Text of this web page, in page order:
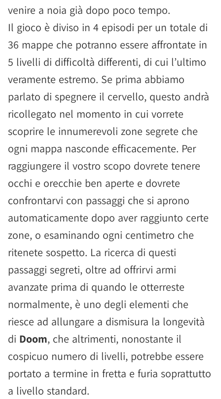
venire a noia già dopo poco tempo.
Il gioco è diviso in 4 episodi per un totale di
36 mappe che potranno essere affrontate in
5 livelli di difficoltà differenti, di cui l’ultimo
veramente estremo. Se prima abbiamo
parlato di spegnere il cervello, questo andrà
ricollegato nel momento in cui vorrete
scoprire le innumerevoli zone segrete che
ogni mappa nasconde efficacemente. Per
raggiungere il vostro scopo dovrete tenere
occhi e orecchie ben aperte e dovrete
confrontarvi con passaggi che si aprono
automaticamente dopo aver raggiunto certe
zone, o esaminando ogni centimetro che
ritenete sospetto. La ricerca di questi
passaggi segreti, oltre ad offrirvi armi
avanzate prima di quando le otterreste
normalmente, è uno degli elementi che
riesce ad allungare a dismisura la longevità
di Doom, che altrimenti, nonostante il
cospicuo numero di livelli, potrebbe essere
portato a termine in fretta e furia soprattutto
a livello standard.